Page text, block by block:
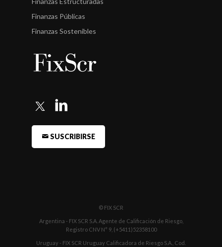
Finanzas Públicas
Finanzas Sostenibles
SUSCRIBIRSE
© FIX SCR
Argentina - FIX SCR S.A. Agente de Calificación de Riesgo,
Registro CNV N° 9, (+5411)52358100
Uruguay - FIX SCR Uruguay Calificadora de Riesgo S.A., Cod.